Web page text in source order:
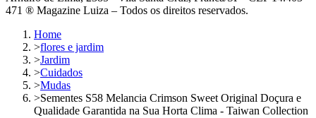
471 ® Magazine Luiza – Todos os direitos reservados.
Home
>flores e jardim
>Jardim
>Cuidados
>Mudas
>Sementes S58 Melancia Crimson Sweet Original Doçura e
Qualidade Garantida na Sua Horta Clima - Taiwan Collection